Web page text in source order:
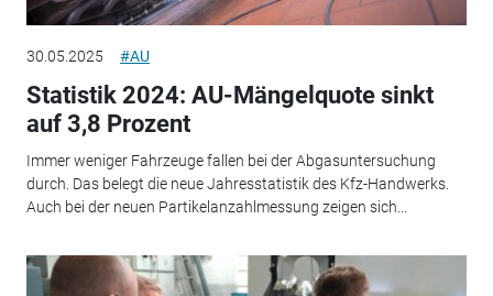
30.05.2025 #AU
Statistik 2024: AU-Mängelquote sinkt
auf 3,8 Prozent
Immer weniger Fahrzeuge fallen bei der Abgasuntersuchung
durch. Das belegt die neue Jahresstatistik des Kfz-Handwerks.
Auch bei der neuen Partikelanzahlmessung zeigen sich...